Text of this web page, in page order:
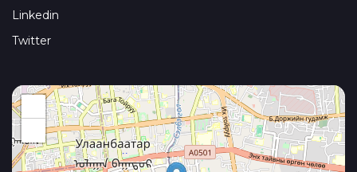
Linkedin
Twitter